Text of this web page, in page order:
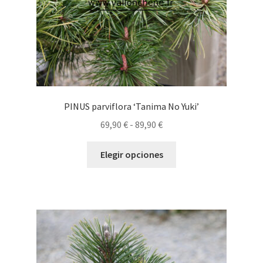
página
de
producto
PINUS parviflora ‘Tanima No Yuki’
69,90 € - 89,90 €Rango
precios:
89,90 €
Elegir opciones
variantes.
Las
opciones